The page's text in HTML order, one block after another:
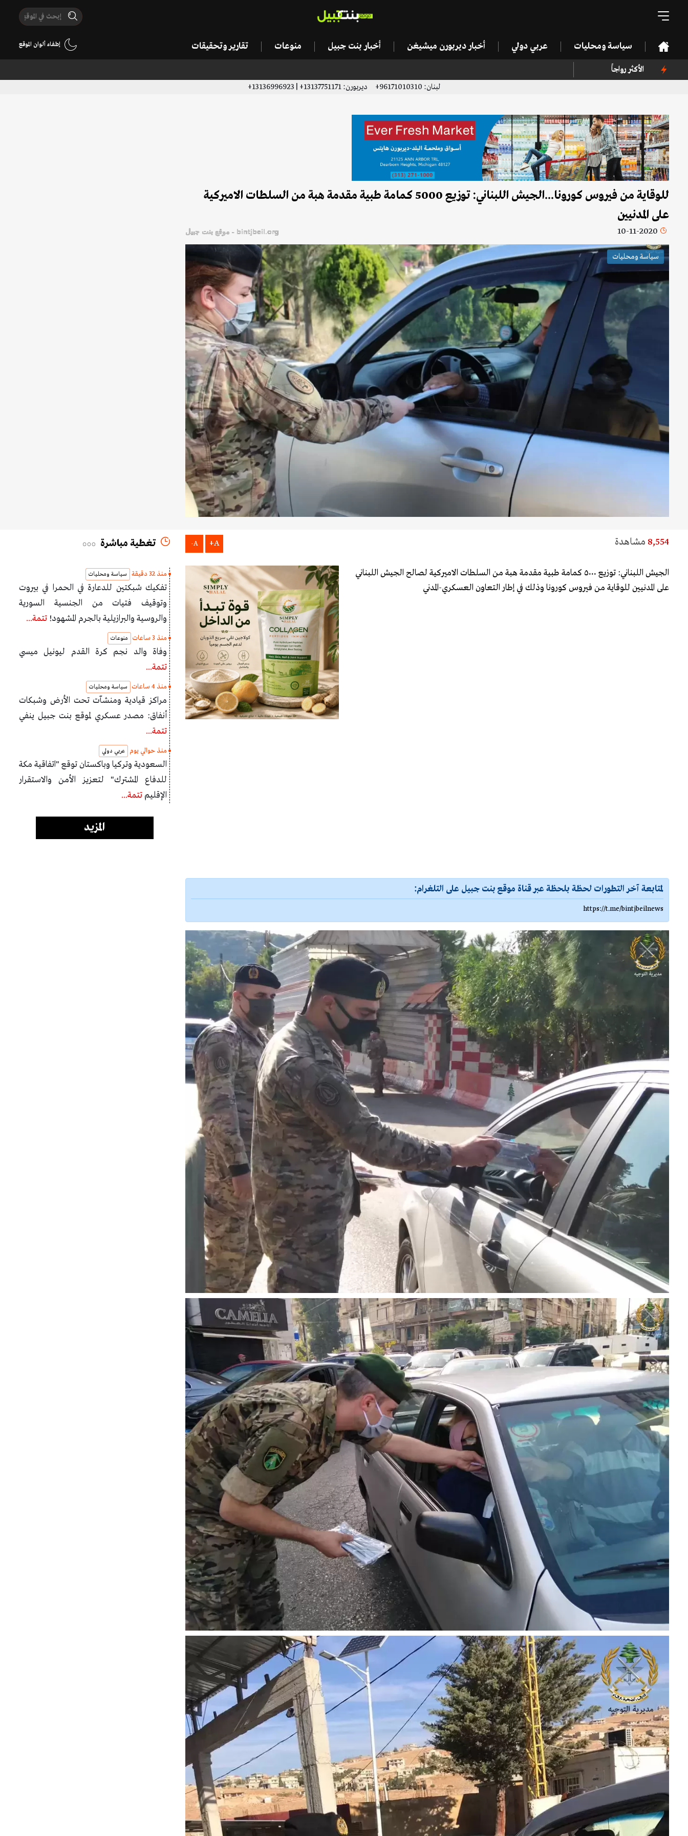
سياسة ومحليات عربي دولي أخبار ديربورن ميشيغن أخبار بنت جبيل منوعات تقارير وتحقيقات إطفاء ألوان الموقع
الأكثر رواجاً
لبنان: 96171010310+ ديربورن: 13137751171+ | 13136996923+
للوقاية من فيروس كورونا...الجيش اللبناني: توزيع 5000 كمامة طبية مقدمة هبة من السلطات الاميركية
على المدنيين
10-11-2020 bintjbeil.org - موقع بنت جبيل
سياسة ومحليات
8,554 مشاهدة A+
A-
الجيش اللبناني: توزيع ٥٠٠٠ كمامة طبية مقدمة هبة من السلطات الاميركية لصالح الجيش اللبناني
على المدنيين للوقاية من فيروس كورونا وذلك في إطار التعاون العسكري-المدني
لمتابعة آخر التطورات لحظة بلحظة عبر قناة موقع بنت جبيل على التلغرام:
https://t.me/bintjbeilnews
تغطية مباشرة
منذ 32 دقيقة سياسة ومحليات
تفكيك شبكتين للدعارة في الحمرا في بيروت
وتوقيف فتيات من الجنسية السورية
والروسية والبرازيلية بالجرم المشهود! تتمة...
منذ 3 ساعات منوعات
وفاة والد نجم كرة القدم ليونيل ميسي
تتمة...
منذ 4 ساعات سياسة ومحليات
مراكز قيادية ومنشآت تحت الأرض وشبكات
أنفاق: مصدر عسكري لموقع بنت جبيل ينفي
تتمة...
منذ حوالي يوم عربي دولي
السعودية وتركيا وباكستان توقع "اتفاقية مكة
للدفاع المشترك" لتعزيز الأمن والاستقرار
الإقليم تتمة...
المزيد